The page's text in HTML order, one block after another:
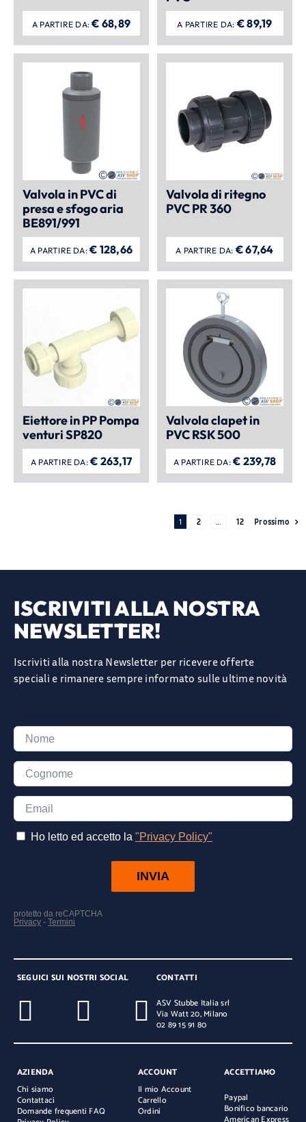
A PARTIRE DA:€ 68,89 A PARTIRE DA: €89,19
Valvola in PVC di
presa e sfogo aria
BE891/991
A PARTIRE DA:€ 128,66
Valvola di ritegno
PVC PR 360
A PARTIRE DA: €67,64
Eiettore in PP Pompa
venturi SP820
A PARTIRE DA:€ 263,17
Valvola clapet in
PVC RSK 500
A PARTIRE DA:€ 239,78
1 2 … 12 Prossimo
ISCRIVITI ALLA NOSTRA
NEWSLETTER!
Iscriviti alla nostra Newsletter per ricevere offerte
speciali e rimanere sempre informato sulle ultime novità
AZIENDA
Chi siamo
Contattaci
Domande frequenti FAQ
ACCOUNT
Il mio Account
Carrello
Ordini
SEGUICI SUI NOSTRI SOCIAL
CONTATTI
ASV Stubbe Italia srl
Via Watt 20, Milano
02 89 15 91 80
ACCETTIAMO
Paypal
Bonifico bancario